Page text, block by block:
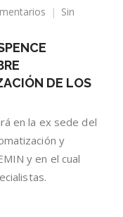
en
PARTICIPÓ
SOBRE
ROBOTIZACIÓN
Sin
DE LOS
en la ex sede del
y
y en el cual